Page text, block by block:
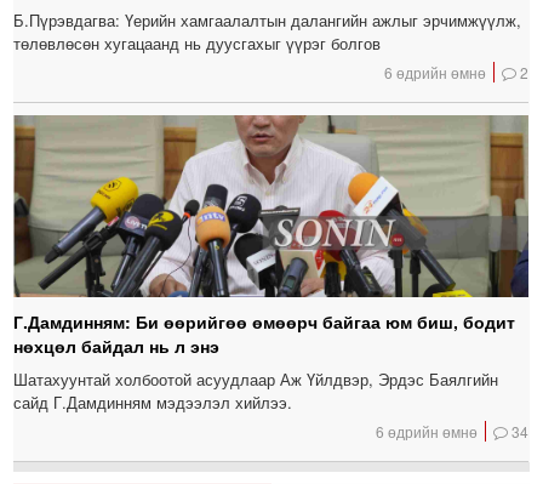
Б.Пүрэвдагва: Үерийн хамгаалалтын далангийн ажлыг эрчимжүүлж,
төлөвлөсөн хугацаанд нь дуусгахыг үүрэг болгов
6 өдрийн өмнө 2
Г.Дамдинням: Би өөрийгөө өмөөрч байгаа юм биш, бодит
нөхцөл байдал нь л энэ
Шатахуунтай холбоотой асуудлаар Аж Үйлдвэр, Эрдэс Баялгийн
сайд Г.Дамдинням мэдээлэл хийлээ.
6 өдрийн өмнө 34